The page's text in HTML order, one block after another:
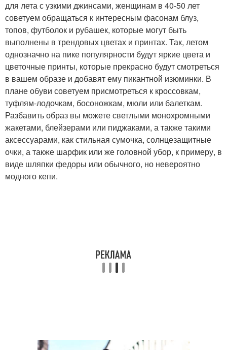
для лета с узкими джинсами, женщинам в 40-50 лет
советуем обращаться к интересным фасонам блуз,
топов, футболок и рубашек, которые могут быть
выполнены в трендовых цветах и принтах. Так, летом
однозначно на пике популярности будут яркие цвета и
цветочные принты, которые прекрасно будут смотреться
в вашем образе и добавят ему пикантной изюминки. В
плане обуви советуем присмотреться к кроссовкам,
туфлям-лодочкам, босоножкам, мюли или балеткам.
Разбавить образ вы можете светлыми монохромными
жакетами, блейзерами или пиджаками, а также такими
аксессуарами, как стильная сумочка, солнцезащитные
очки, а также шарфик или же головной убор, к примеру, в
виде шляпки федоры или обычного, но невероятно
модного кепи.